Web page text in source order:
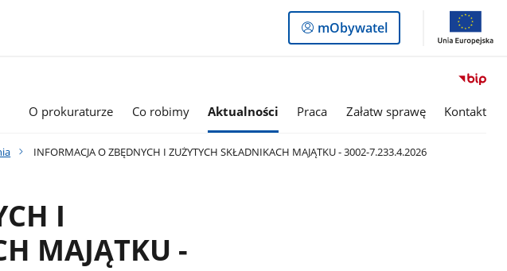
Logowanie
do
mObywatel
O prokuraturze Co robimy Aktualności Praca Załatw sprawę Kontakt
INFORMACJA O ZBĘDNYCH I ZUŻYTYCH SKŁADNIKACH MAJĄTKU - 3002-7.233.4.2026
I
MAJĄTKU -